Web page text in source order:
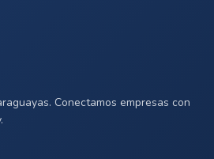
Conectamos empresas con